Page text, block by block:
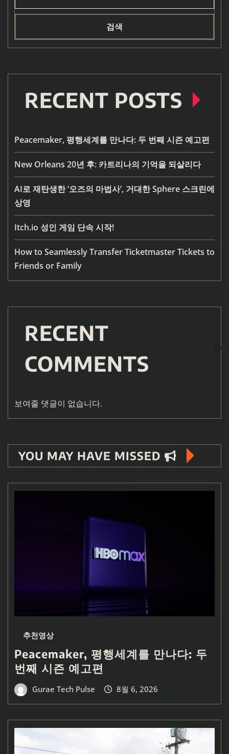
검색
RECENT POSTS
Peacemaker, 평행세계를 만나다: 두 번째 시즌 예고편
New Orleans 20년 후: 카트리나의 기억을 되살리다
AI로 재탄생한 ‘오즈의 마법사’, 거대한 Sphere 스크린에
상영
Itch.io 성인 게임 단속 시작!
How to Seamlessly Transfer Ticketmaster Tickets to
Friends or Family
RECENT
COMMENTS
보여줄 댓글이 없습니다.
YOU MAY HAVE MISSED
추천영상
Peacemaker, 평행세계를 만나다: 두
번째 시즌 예고편
Gurae Tech Pulse 8월 6, 2026